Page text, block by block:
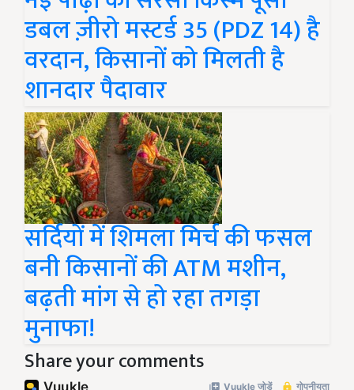
डबल ज़ीरो मस्टर्ड 35 (PDZ 14) है
वरदान, किसानों को मिलती है
शानदार पैदावार
सर्दियों में शिमला मिर्च की फसल
बनी किसानों की ATM मशीन,
बढ़ती मांग से हो रहा तगड़ा
मुनाफा!
Share your comments